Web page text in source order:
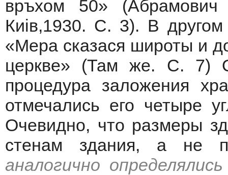
връхом 50» (Абрамович
Киiв,1930. С. 3). В другом
«Мера сказася широты и
церкве» (Там же. С. 7)
процедура заложения
отмечались его четыре
Очевидно, что размеры
стенам здания, а не
аналогично